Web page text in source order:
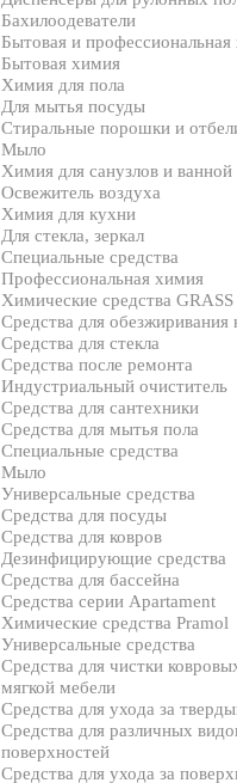
Бахилоодеватели
Бытовая и
Бытовая химия
Химия для пола
Для мытья посуды
Стиральные порошки и
Мыло
Химия для санузлов и ванной
Освежитель воздуха
Химия для кухни
Для стекла, зеркал
Специальные средства
Профессиональная химия
Химические средства GRASS
Средства для обезжиривания
Средства для стекла
Средства после ремонта
Индустриальный очиститель
Средства для сантехники
Средства для мытья пола
Специальные средства
Мыло
Универсальные средства
Средства для посуды
Средства для ковров
Дезинфицирующие средства
Средства для бассейна
Средства серии Apartament
Химические средства Pramol
Универсальные средства
Средства для чистки
мягкой мебели
Средства для ухода за
Средства для различных
поверхностей
Средства для ухода за